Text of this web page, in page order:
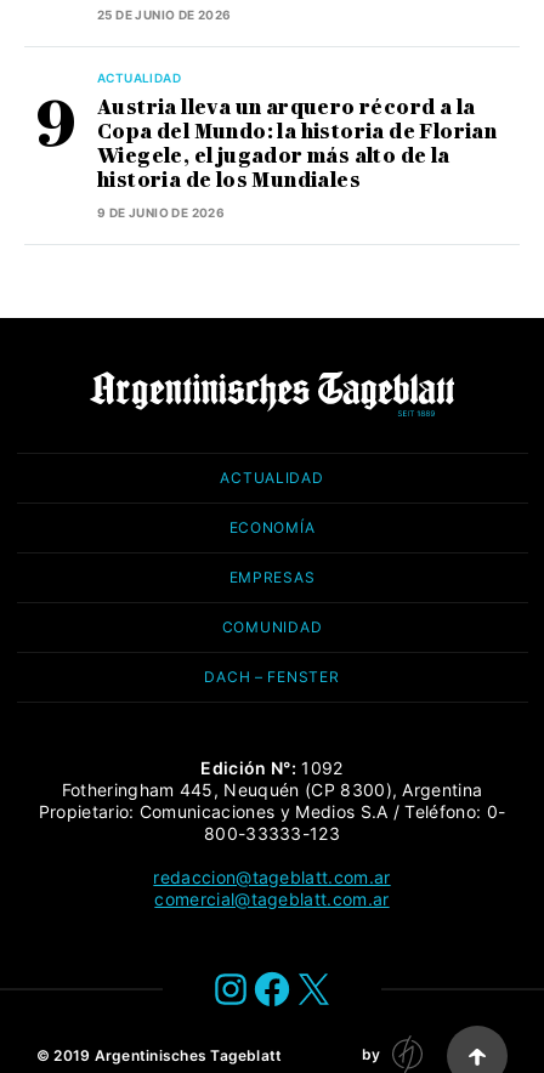
25 DE JUNIO DE 2026
ACTUALIDAD
Austria lleva un arquero récord a la
Copa del Mundo: la historia de Florian
Wiegele, el jugador más alto de la
historia de los Mundiales
9 DE JUNIO DE 2026
ACTUALIDAD
ECONOMÍA
EMPRESAS
COMUNIDAD
DACH – FENSTER
Edición N°: 1092
Fotheringham 445, Neuquén (CP 8300), Argentina
Propietario: Comunicaciones y Medios S.A / Teléfono: 0-
800-33333-123
redaccion@tageblatt.com.ar
comercial@tageblatt.com.ar
Instagram
Facebook
X
© 2019 Argentinisches Tageblatt by